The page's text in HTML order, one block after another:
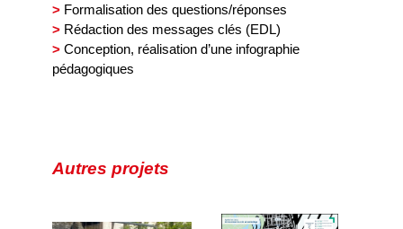
> Formalisation des questions/réponses
> Rédaction des messages clés (EDL)
> Conception, réalisation d’une infographie
pédagogiques
Autres projets